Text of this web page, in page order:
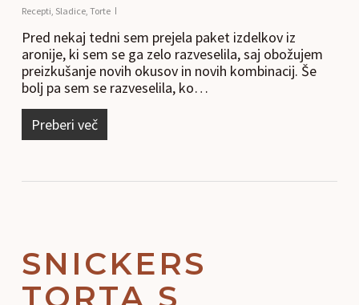
Recepti, Sladice, Torte
Pred nekaj tedni sem prejela paket izdelkov iz
aronije, ki sem se ga zelo razveselila, saj obožujem
preizkušanje novih okusov in novih kombinacij. Še
bolj pa sem se razveselila, ko…
Preberi več
SNICKERS
TORTA S